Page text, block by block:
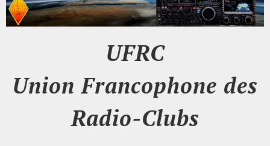
UFRC
Union Francophone des
Radio-Clubs